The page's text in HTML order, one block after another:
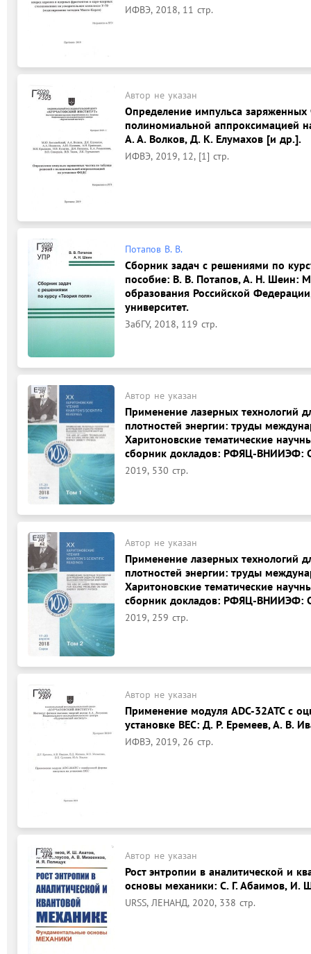
ИФВЭ, 2018, 11 стр.
Автор не указан
Определение импульса
полиномиальной аппроксимацией
А. А. Волков, Д. К. Елумахов [и др.].
ИФВЭ, 2019, 12, [1] стр.
Потапов В. В.
Сборник задач с решениями по
пособие: В. В. Потапов, А. Н. Шеин:
образования Российской
университет.
ЗабГУ, 2018, 119 стр.
Автор не указан
Применение лазерных технологий
плотностей энергии: труды
Харитоновские тематические
сборник докладов: РФЯЦ-ВНИИЭФ:
2019, 530 стр.
Автор не указан
Применение лазерных технологий
плотностей энергии: труды
Харитоновские тематические
сборник докладов: РФЯЦ-ВНИИЭФ:
2019, 259 стр.
Автор не указан
Применение модуля ADC-32АТС с
установке ВЕС: Д. Р. Еремеев, А. В.
ИФВЭ, 2019, 26 стр.
Автор не указан
Рост энтропии в аналитической и
основы механики: С. Г. Абаимов, И.
URSS, ЛЕНАНД, 2020, 338 стр.